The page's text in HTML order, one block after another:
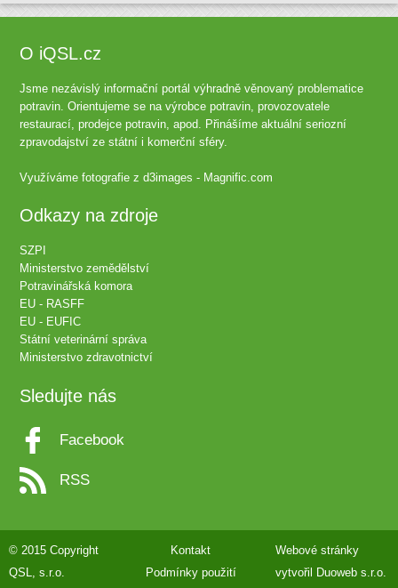
O iQSL.cz
Jsme nezávislý informační portál výhradně věnovaný problematice
potravin. Orientujeme se na výrobce potravin, provozovatele
restaurací, prodejce potravin, apod. Přinášíme aktuální seriozní
zpravodajství ze státní i komerční sféry.
Využíváme fotografie zd3images - Magnific.com
Odkazy na zdroje
SZPI
Ministerstvo zemědělství
Potravinářská komora
EU - RASFF
EU - EUFIC
Státní veterinární správa
Ministerstvo zdravotnictví
Sledujte nás
Facebook
RSS
© 2015 Copyright
QSL, s.r.o.
Kontakt
Podmínky použití
Webové stránky
vytvořil
Duoweb s.r.o.